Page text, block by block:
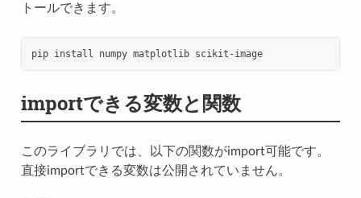
トールできます。
pip install numpy matplotlib scikit-image
importできる変数と関数
このライブラリでは、以下の関数がimport可能です。
直接importできる変数は公開されていません。